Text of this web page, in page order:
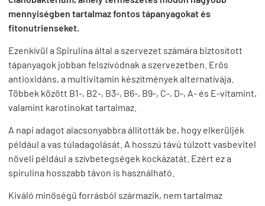
mennyiségben tartalmaz fontos tápanyagokat és
fitonutrienseket.
Ezenkívül a Spirulina által a szervezet számára biztosított
tápanyagok jobban felszívódnak a szervezetben. Erős
antioxidáns, a multivitamin készítmények alternatívája.
Többek között B1-, B2-, B3-, B6-, B9-, C-, D-, A- és E-vitamint,
valamint karotinokat tartalmaz.
A napi adagot alacsonyabbra állították be, hogy elkerüljék
például a vas túladagolását. A hosszú távú túlzott vasbevitel
növeli például a szívbetegségek kockázatát. Ezért ez a
spirulina hosszabb távon is használható.
Kiváló minőségű forrásból származik, nem tartalmaz